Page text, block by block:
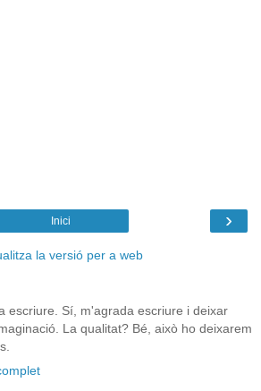
›
Inici
la versió per a web
escriure. Sí, m'agrada escriure i deixar
La qualitat? Bé, això ho deixarem